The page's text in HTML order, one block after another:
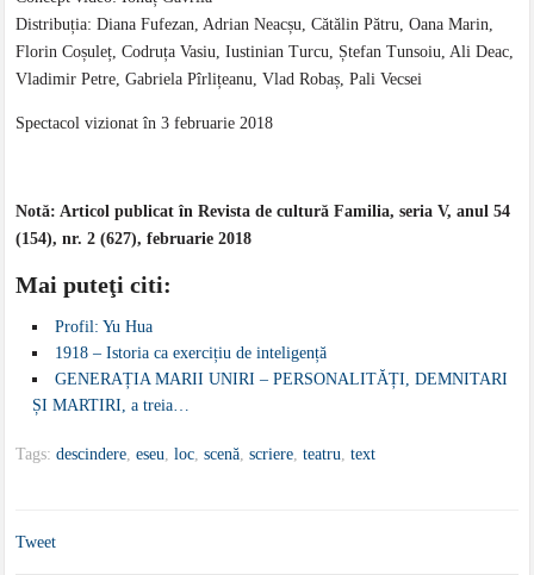
Distribuția: Diana Fufezan, Adrian Neacșu, Cătălin Pătru, Oana Marin,
Florin Coșuleț, Codruța Vasiu, Iustinian Turcu, Ștefan Tunsoiu, Ali Deac,
Vladimir Petre, Gabriela Pîrlițeanu, Vlad Robaș, Pali Vecsei
Spectacol vizionat în 3 februarie 2018
Notă: Articol publicat în Revista de cultură Familia, seria V, anul 54
(154), nr.2 (627),februarie 2018
Mai puteţi citi:
Profil: Yu Hua
1918 – Istoria ca exercițiu de inteligență
GENERAȚIA MARII UNIRI – PERSONALITĂȚI, DEMNITARI
ȘI MARTIRI, a treia…
Tags:descindere,eseu,loc,scenă,scriere,teatru,text
Tweet